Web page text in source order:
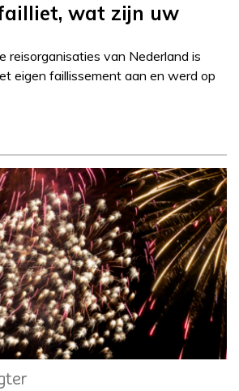
wat zijn uw
reisorganisaties van Nederland is
eigen faillissement aan en werd op
Slagter